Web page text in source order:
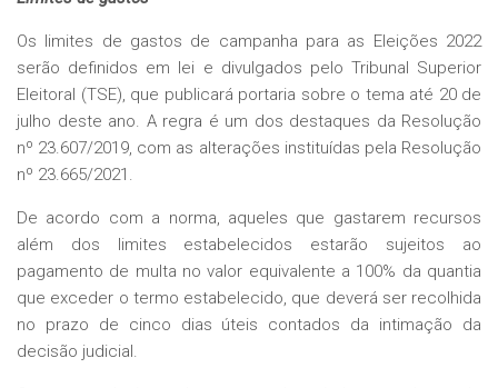
Os limites de gastos de campanha para as Eleições 2022
serão definidos em lei e divulgados pelo Tribunal Superior
Eleitoral (TSE), que publicará portaria sobre o tema até 20 de
julho deste ano. A regra é um dos destaques da Resolução
nº 23.607/2019, com as alterações instituídas pela Resolução
nº 23.665/2021.
De acordo com a norma, aqueles que gastarem recursos
além dos limites estabelecidos estarão sujeitos ao
pagamento de multa no valor equivalente a 100% da quantia
que exceder o termo estabelecido, que deverá ser recolhida
no prazo de cinco dias úteis contados da intimação da
decisão judicial.